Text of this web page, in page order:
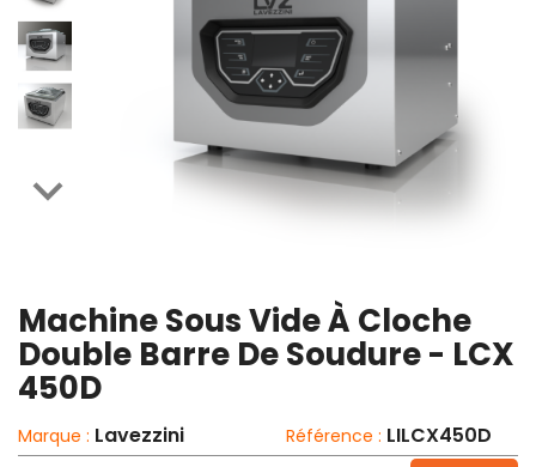

Machine Sous Vide À Cloche
Double Barre De Soudure - LCX
450D
Marque : Lavezzini Référence : LILCX450D